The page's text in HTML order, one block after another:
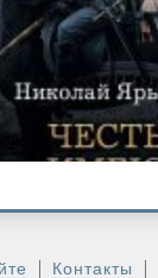
Контакты